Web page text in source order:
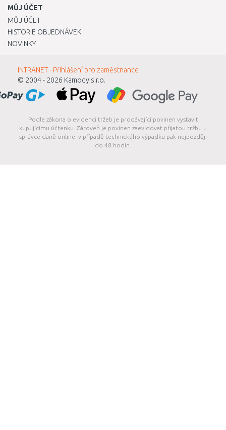
MŮJ ÚČET
MŮJ ÚČET
HISTORIE OBJEDNÁVEK
NOVINKY
INTRANET - Přihlášení pro zaměstnance
© 2004 - 2026 Kamody s.r.o.
Podle zákona o evidenci tržeb je prodávající povinen vystavit
kupujícímu účtenku. Zároveň je povinen zaevidovat přijatou tržbu u
správce daně online; v případě technického výpadku pak nejpozději
do 48 hodin.